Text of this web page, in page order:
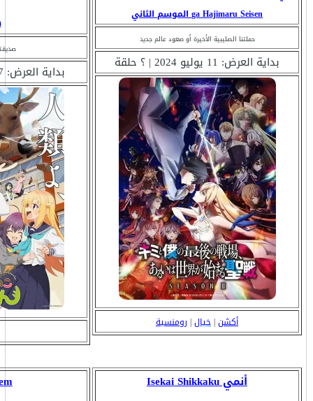
ga Hajimaru Seisen الموسم الثاني
حملتنا الصليبية الأخيرة أو صعود عالم جديد
بداية العرض: 11 يوليو 2024 | ؟ حلقة
أكشن| خيال| رومنسية
بداية العرض: 7 يوليو 2024 | ؟ حلقة
أنمي Isekai Shikkaku